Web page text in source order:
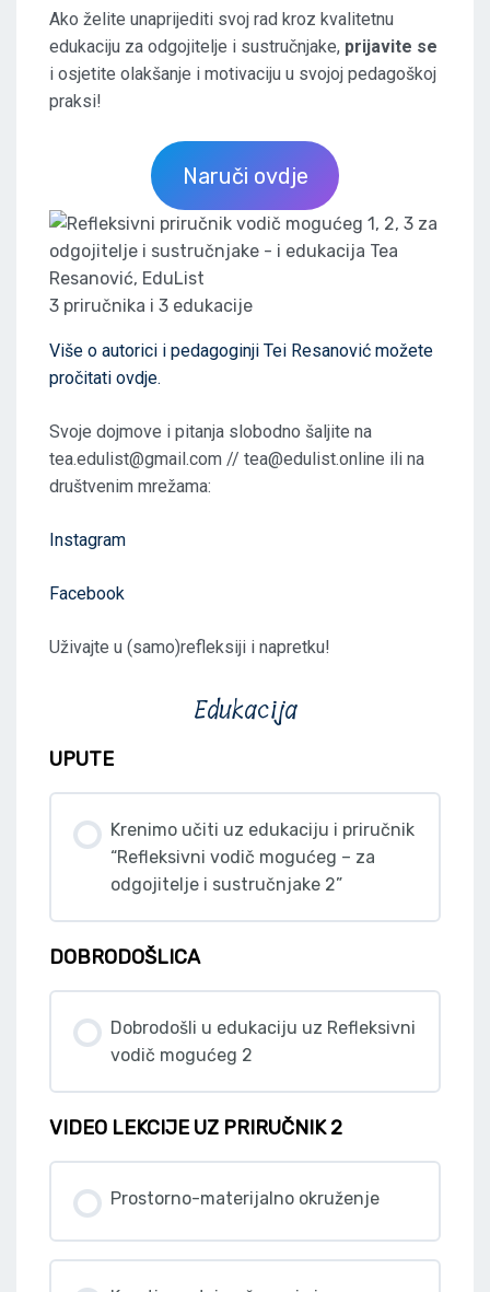
Ako želite unaprijediti svoj rad kroz kvalitetnu
edukaciju za odgojitelje i sustručnjake, prijavite se
i osjetite olakšanje i motivaciju u svojoj pedagoškoj
praksi!
Naruči ovdje
3 priručnika i 3 edukacije
Više o autorici i pedagoginji Tei Resanović možete
pročitati ovdje.
Svoje dojmove i pitanja slobodno šaljite na
tea.edulist@gmail.com // tea@edulist.online ili na
društvenim mrežama:
Instagram
Facebook
Uživajte u (samo)refleksiji i napretku!
Edukacija
UPUTE
Krenimo učiti uz edukaciju i priručnik
“Refleksivni vodič mogućeg – za
odgojitelje i sustručnjake 2”
DOBRODOŠLICA
Dobrodošli u edukaciju uz Refleksivni
vodič mogućeg 2
VIDEO LEKCIJE UZ PRIRUČNIK 2
Prostorno-materijalno okruženje